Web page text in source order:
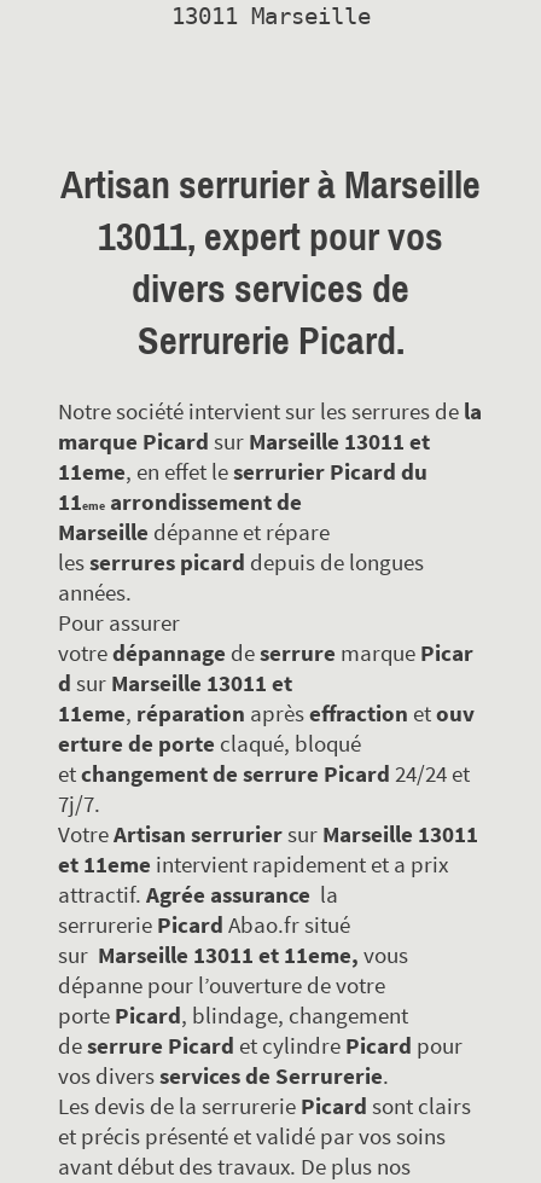
13011 Marseille
Artisan serrurier à Marseille
13011, expert pour vos
divers services de
Serrurerie Picard.
Notre société intervient sur les serrures de la
marque Picard sur Marseille 13011 et
11eme, en effet leserrurier Picard du
11eme arrondissement de
Marseille dépanne et répare
lesserrures picard depuis de longues
années.
Pour assurer
votredépannage deserrure marque Picar
d sur Marseille 13011 et
11eme, réparation aprèseffraction etouv
erture de porte claqué, bloqué
etchangement de serrure Picard 24/24 et
7j/7.
VotreArtisan serruriersur Marseille 13011
et 11eme intervient rapidement et a prix
attractif. Agrée assurance la
serrurerie Picard Abao.fr situé
sur Marseille 13011 et 11eme, vous
dépanne pour l’ouverture de votre
porte Picard, blindage, changement
deserrure Picard et cylindre Picard pour
vos diversservices de Serrurerie.
Les devis de la serrurerie Picard sont clairs
et précis présenté et validé par vos soins
avant début des travaux. De plus nos